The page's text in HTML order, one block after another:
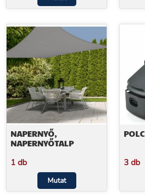
NAPERNYŐ,
NAPERNYŐTALP
1 db
Mutat
POLC
3 db